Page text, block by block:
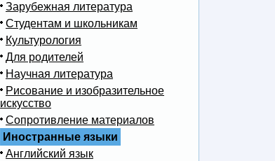
Зарубежная литература
Студентам и школьникам
Культурология
Для родителей
Научная литература
Рисование и изобразительное
искусство
Сопротивление материалов
Иностранные языки
Английский язык